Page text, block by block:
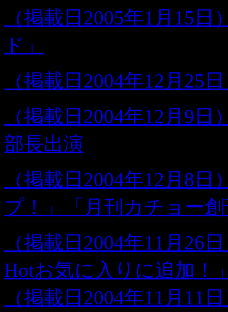
（掲載日2005年1月15
ド」
（掲載日2004年12月25
（掲載日2004年12月9
部長出演
（掲載日2004年12月8
プ！」「月刊カチョー
（掲載日2004年11月26
Hotお気に入りに追加！
（掲載日2004年11月